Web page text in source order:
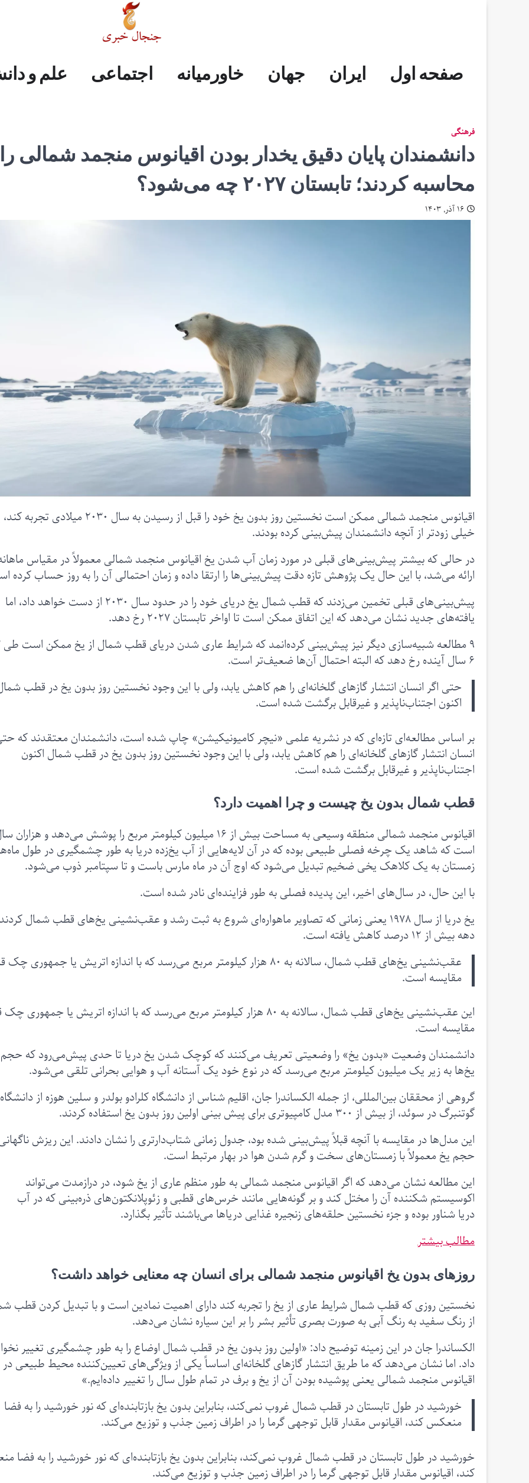
صفحه
ایران
جهان
خاورمیانه
اجتماعی
علم
فرهنگی
صفحه اول ایران جهان خاورمیانه اجتماعی علم و
فرهنگی
دانشمندان پایان دقیق یخدار بودن اقیانوس منجمد شمالی را
محاسبه کردند؛ تابستان ۲۰۲۷ چه می‌شود؟
۱۶ آذر, ۱۴۰۳
اقیانوس منجمد شمالی ممکن است نخستین روز بدون یخ خود را قبل از رسیدن به سال
خیلی زودتر از آنچه دانشمندان پیش‌بینی کرده بودند.
در حالی که بیشتر پیش‌بینی‌های قبلی در مورد زمان آب شدن یخ اقیانوس منجمد شمالی معمولاً در مقیاس
ارائه می‌شد، با این حال یک پژوهش تازه دقت پیش‌بینی‌ها را ارتقا داده و زمان احتمالی آن را به روز حساب کرده
پیش‌بینی‌های قبلی تخمین می‌زدند که قطب شمال یخ دریای خود را در حدود سال ۲۰۳۰ از دست خواهد داد، اما
یافته‌های جدید نشان می‌دهد که این اتفاق ممکن است تا اواخر تابستان ۲۰۲۷ رخ دهد.
۶ سال آینده رخ دهد که البته احتمال آن‌ها ضعیف‌تر است.
حتی اگر انسان انتشار گازهای گلخانه‌ای را هم کاهش یابد، ولی با این وجود نخستین روز بدون یخ در قطب
اکنون اجتناب‌ناپذیر و غیرقابل برگشت شده است.
بر اساس مطالعه‌ای تازه‌ای که در نشریه علمی «نیچر کامیونیکیشن» چاپ شده است، دانشمندان معتقدند که
انسان انتشار گازهای گلخانه‌ای را هم کاهش یابد، ولی با این وجود نخستین روز بدون یخ در قطب شمال اکنون
اجتناب‌ناپذیر و غیرقابل برگشت شده است.
قطب شمال بدون یخ چیست و چرا اهمیت دارد؟
اقیانوس منجمد شمالی منطقه وسیعی به مساحت بیش از ۱۶ میلیون کیلومتر مربع را پوشش می‌دهد و
است که شاهد یک چرخه فصلی طبیعی بوده که در آن لایه‌هایی از آب یخ‌زده دریا به طور چشمگیری در طول
زمستان به یک کلاهک یخی ضخیم تبدیل می‌شود که اوج آن در ماه مارس باست و تا سپتامبر ذوب می‌شود.
با این حال، در سال‌های اخیر، این پدیده فصلی به طور فزاینده‌ای نادر شده است.
یخ دریا از سال ۱۹۷۸ یعنی زمانی که تصاویر ماهواره‌ای شروع به ثبت رشد و عقب‌نشینی یخ‌های قطب شمال
دهه بیش از ۱۲ درصد کاهش یافته است.
عقب‌نشینی یخ‌های قطب شمال، سالانه به ۸۰ هزار کیلومتر مربع می‌رسد که با اندازه اتریش یا جمهوری
مقایسه است.
این عقب‌نشینی یخ‌های قطب شمال، سالانه به ۸۰ هزار کیلومتر مربع می‌رسد که با اندازه اتریش یا جمهوری
مقایسه است.
دانشمندان وضعیت «بدون یخ» را وضعیتی تعریف می‌کنند که کوچک شدن یخ دریا تا حدی پیش‌می‌رود که حجم
یخ‌ها به زیر یک میلیون کیلومتر مربع می‌رسد که در نوع خود یک آستانه آب و هوایی بحرانی تلقی می‌شود.
گروهی از محققان بین‌المللی، از جمله الکساندرا جان، اقلیم شناس از دانشگاه کلرادو بولدر و سلین هوزه از دانشگاه
گوتنبرگ در سوئد، از بیش از ۳۰۰ مدل کامپیوتری برای پیش بینی اولین روز بدون یخ استفاده کردند.
این مدل‌ها در مقایسه با آنچه قبلاً پیش‌بینی شده بود، جدول زمانی شتاب‌دارتری را نشان دادند. این ریزش
حجم یخ معمولاً با زمستان‌های سخت و گرم شدن هوا در بهار مرتبط است.
این مطالعه نشان می‌دهد که اگر اقیانوس منجمد شمالی به طور منظم عاری از یخ شود، در درازمدت می‌تواند
اکوسیستم شکننده آن را مختل کند و بر گونه‌هایی مانند خرس‌های قطبی و زئوپلانکتون‌های ذره‌بینی که در آب
دریا شناور بوده و جزء نخستین حلقه‌های زنجیره غذایی دریاها می‌باشند تأثیر بگذارد.
مطالب بیشتر
روزهای بدون یخ اقیانوس منجمد شمالی برای انسان چه معنایی خواهد داشت؟
نخستین روزی که قطب شمال شرایط عاری از یخ را تجربه کند دارای اهمیت نمادین است و با تبدیل کردن قطب
از رنگ سفید به رنگ آبی به صورت بصری تأثیر بشر را بر این سیاره نشان می‌دهد.
الکساندرا جان در این زمینه توضیح داد: «اولین روز بدون یخ در قطب شمال اوضاع را به طور چشمگیری تغییر
داد. اما نشان می‌دهد که ما طریق انتشار گازهای گلخانه‌ای اساساً یکی از ویژگی‌های تعیین‌کننده محیط طبیعی در
اقیانوس منجمد شمالی یعنی پوشیده بودن آن از یخ و برف در تمام طول سال را تغییر داده‌ایم.»
خورشید در طول تابستان در قطب شمال غروب نمی‌کند، بنابراین بدون یخ بازتابنده‌ای که نور خورشید را به فضا
منعکس کند، اقیانوس مقدار قابل توجهی گرما را در اطراف زمین جذب و توزیع می‌کند.
خورشید در طول تابستان در قطب شمال غروب نمی‌کند، بنابراین بدون یخ بازتابنده‌ای که نور خورشید را به فضا
کند، اقیانوس مقدار قابل توجهی گرما را در اطراف زمین جذب و توزیع می‌کند.